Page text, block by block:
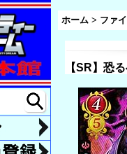
ホーム > ファ
【SR】恐